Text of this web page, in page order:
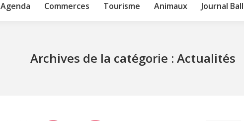
Agenda Commerces Tourisme Animaux Journal
Archives de la catégorie : Actualités